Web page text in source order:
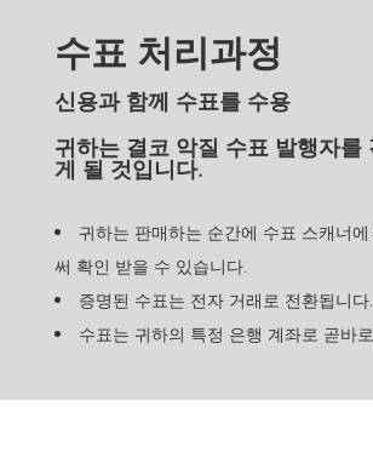
수표 처리과정
신용과 함께 수표를 수용
귀하는 결코 악질 수표 발행자를
게 될 것입니다.
귀하는 판매하는 순간에 수표 스캐너
써 확인 받을 수 있습니다.
증명된 수표는 전자 거래로 전환됩니다.
수표는 귀하의 특정 은행 계좌로 곧바